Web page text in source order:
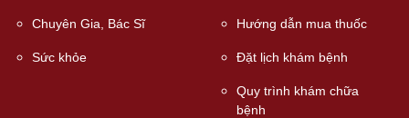
Chuyên Gia, Bác Sĩ
Sức khỏe
Hướng dẫn mua thuốc
Đặt lịch khám bệnh
Quy trình khám chữa
bệnh